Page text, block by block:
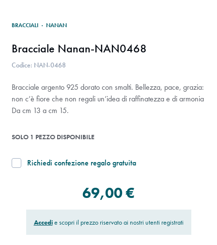
BRACCIALI · NANAN
Bracciale Nanan-NAN0468
Codice: NAN-0468
Bracciale argento 925 dorato con smalti. Bellezza, pace, grazia:
non c’è fiore che non regali un’idea di raffinatezza e di armonia
Da cm 13 a cm 15.
SOLO 1 PEZZO DISPONIBILE
Richiedi confezione regalo gratuita
69,00 €
Accedie scopri il prezzo riservato ai nostri utenti registrati